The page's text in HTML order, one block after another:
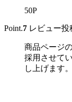
50P
Point.7 レビュー投
商品ページ
採用させて
し上げます。